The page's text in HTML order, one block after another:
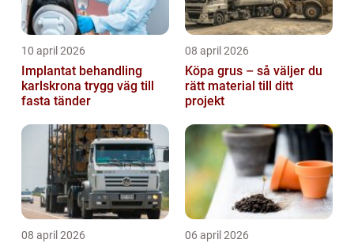
10 april 2026
Implantat behandling
karlskrona trygg väg till
fasta tänder
08 april 2026
Köpa grus – så väljer du
rätt material till ditt
projekt
08 april 2026 06 april 2026